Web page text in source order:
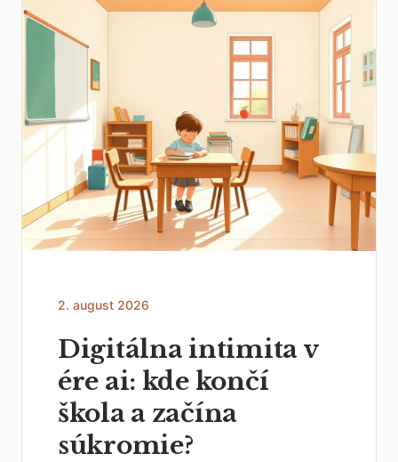
2. august 2026
Digitálna intimita v
ére ai: kde končí
škola a začína
súkromie?